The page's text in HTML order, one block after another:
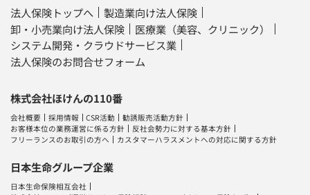
法人保険トップへ
製造業向け法人保険
卸・小売業向け法人保険
医療業（美容、クリニック）
システム開発・クラウドサービス業
法人保険のお問合せフォーム
株式会社ほけんの110番
会社概要 採用情報 CSR活動
勧誘販売活動方針
お客様本位の業務運営に係る方針
反社会勢力に対する基本方針
フリーランスのお取引の方へ
カスタマーハラスメントへの対応に関する方針
日本生命グループ企業
日本生命保険相互会社